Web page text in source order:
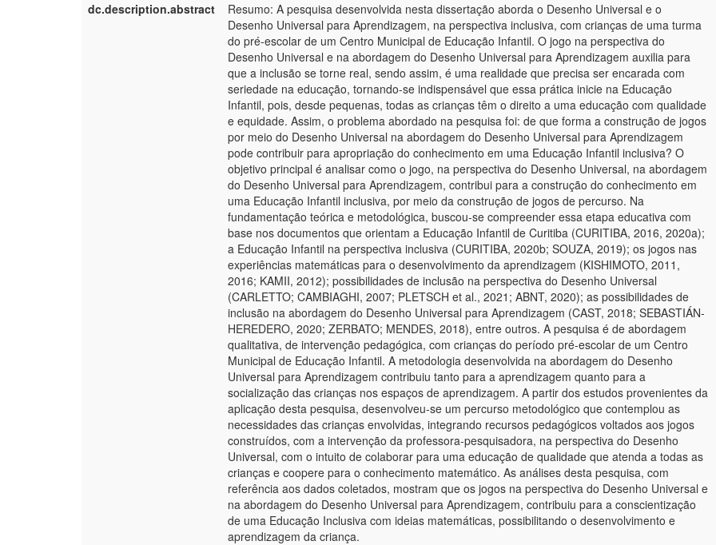
dc.description.abstract
Resumo: A pesquisa desenvolvida nesta dissertação aborda o Desenho Universal e o
Desenho Universal para Aprendizagem, na perspectiva inclusiva, com crianças de uma turma
do pré-escolar de um Centro Municipal de Educação Infantil. O jogo na perspectiva do
Desenho Universal e na abordagem do Desenho Universal para Aprendizagem auxilia para
que a inclusão se torne real, sendo assim, é uma realidade que precisa ser encarada com
seriedade na educação, tornando-se indispensável que essa prática inicie na Educação
Infantil, pois, desde pequenas, todas as crianças têm o direito a uma educação com qualidade
e equidade. Assim, o problema abordado na pesquisa foi: de que forma a construção de jogos
por meio do Desenho Universal na abordagem do Desenho Universal para Aprendizagem
pode contribuir para apropriação do conhecimento em uma Educação Infantil inclusiva? O
objetivo principal é analisar como o jogo, na perspectiva do Desenho Universal, na abordagem
do Desenho Universal para Aprendizagem, contribui para a construção do conhecimento em
uma Educação Infantil inclusiva, por meio da construção de jogos de percurso. Na
fundamentação teórica e metodológica, buscou-se compreender essa etapa educativa com
base nos documentos que orientam a Educação Infantil de Curitiba (CURITIBA, 2016, 2020a);
a Educação Infantil na perspectiva inclusiva (CURITIBA, 2020b; SOUZA, 2019); os jogos nas
experiências matemáticas para o desenvolvimento da aprendizagem (KISHIMOTO, 2011,
2016; KAMII, 2012); possibilidades de inclusão na perspectiva do Desenho Universal
(CARLETTO; CAMBIAGHI, 2007; PLETSCH et al., 2021; ABNT, 2020); as possibilidades de
inclusão na abordagem do Desenho Universal para Aprendizagem (CAST, 2018; SEBASTIÁN-
HEREDERO, 2020; ZERBATO; MENDES, 2018), entre outros. A pesquisa é de abordagem
qualitativa, de intervenção pedagógica, com crianças do período pré-escolar de um Centro
Municipal de Educação Infantil. A metodologia desenvolvida na abordagem do Desenho
Universal para Aprendizagem contribuiu tanto para a aprendizagem quanto para a
socialização das crianças nos espaços de aprendizagem. A partir dos estudos provenientes da
aplicação desta pesquisa, desenvolveu-se um percurso metodológico que contemplou as
necessidades das crianças envolvidas, integrando recursos pedagógicos voltados aos jogos
construídos, com a intervenção da professora-pesquisadora, na perspectiva do Desenho
Universal, com o intuito de colaborar para uma educação de qualidade que atenda a todas as
crianças e coopere para o conhecimento matemático. As análises desta pesquisa, com
referência aos dados coletados, mostram que os jogos na perspectiva do Desenho Universal e
na abordagem do Desenho Universal para Aprendizagem, contribuiu para a conscientização
de uma Educação Inclusiva com ideias matemáticas, possibilitando o desenvolvimento e
aprendizagem da criança.